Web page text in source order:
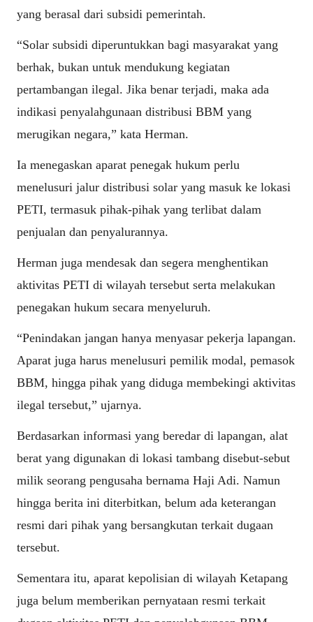
yang berasal dari subsidi pemerintah.
“Solar subsidi diperuntukkan bagi masyarakat yang
berhak, bukan untuk mendukung kegiatan
pertambangan ilegal. Jika benar terjadi, maka ada
indikasi penyalahgunaan distribusi BBM yang
merugikan negara,” kata Herman.
Ia menegaskan aparat penegak hukum perlu
menelusuri jalur distribusi solar yang masuk ke lokasi
PETI, termasuk pihak-pihak yang terlibat dalam
penjualan dan penyalurannya.
Herman juga mendesak dan segera menghentikan
aktivitas PETI di wilayah tersebut serta melakukan
penegakan hukum secara menyeluruh.
“Penindakan jangan hanya menyasar pekerja lapangan.
Aparat juga harus menelusuri pemilik modal, pemasok
BBM, hingga pihak yang diduga membekingi aktivitas
ilegal tersebut,” ujarnya.
Berdasarkan informasi yang beredar di lapangan, alat
berat yang digunakan di lokasi tambang disebut-sebut
milik seorang pengusaha bernama Haji Adi. Namun
hingga berita ini diterbitkan, belum ada keterangan
resmi dari pihak yang bersangkutan terkait dugaan
tersebut.
Sementara itu, aparat kepolisian di wilayah Ketapang
juga belum memberikan pernyataan resmi terkait